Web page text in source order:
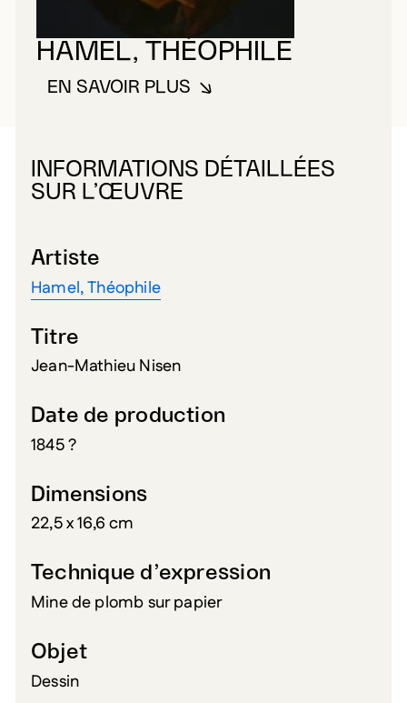
HAMEL, THÉOPHILE
EN SAVOIR PLUSÀ PROPOS DE HAMEL,
INFORMATIONS DÉTAILLÉES
SUR L’ŒUVRE
Artiste
Hamel, Théophile
Titre
Jean-Mathieu Nisen
Date de production
1845 ?
Dimensions
22,5 x 16,6 cm
Technique d’expression
Mine de plomb sur papier
Objet
Dessin